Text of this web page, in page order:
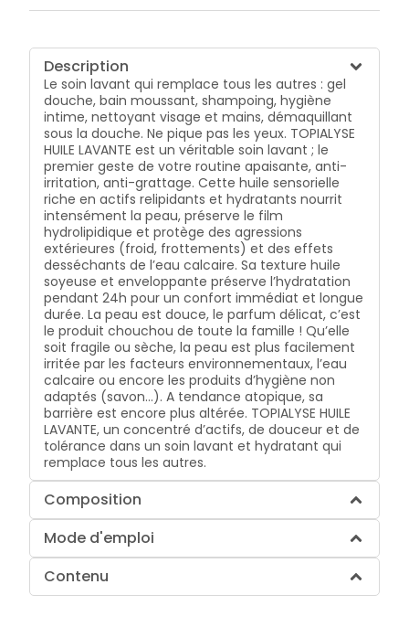
Description
Le soin lavant qui remplace tous les autres : gel
douche, bain moussant, shampoing, hygiène
intime, nettoyant visage et mains, démaquillant
sous la douche. Ne pique pas les yeux. TOPIALYSE
HUILE LAVANTE est un véritable soin lavant ; le
premier geste de votre routine apaisante, anti-
irritation, anti-grattage. Cette huile sensorielle
riche en actifs relipidants et hydratants nourrit
intensément la peau, préserve le film
hydrolipidique et protège des agressions
extérieures (froid, frottements) et des effets
desséchants de l’eau calcaire. Sa texture huile
soyeuse et enveloppante préserve l’hydratation
pendant 24h pour un confort immédiat et longue
durée. La peau est douce, le parfum délicat, c’est
le produit chouchou de toute la famille ! Qu’elle
soit fragile ou sèche, la peau est plus facilement
irritée par les facteurs environnementaux, l’eau
calcaire ou encore les produits d’hygiène non
adaptés (savon…). A tendance atopique, sa
barrière est encore plus altérée. TOPIALYSE HUILE
LAVANTE, un concentré d’actifs, de douceur et de
tolérance dans un soin lavant et hydratant qui
remplace tous les autres.
Composition
Mode d'emploi
Contenu